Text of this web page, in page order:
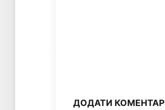
ДОДАТИ КОМЕНТАР